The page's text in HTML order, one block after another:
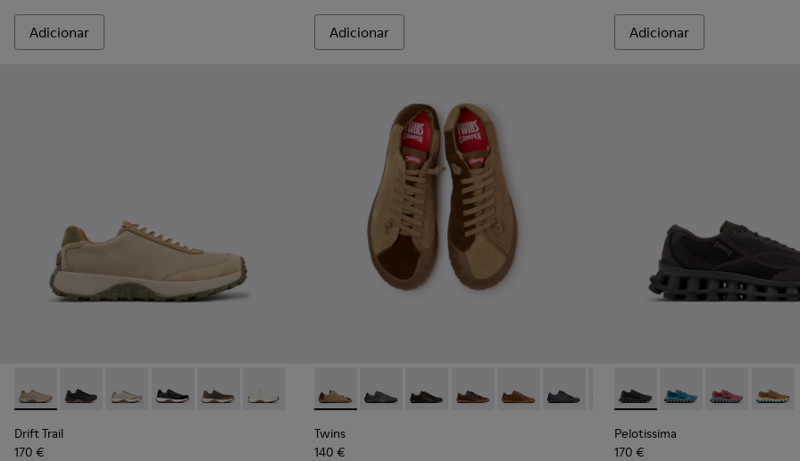
Adicionar Adicionar Adicionar
Drift Trail - K100928-026 - Sapatilhas multicoloridas em pele e nobuck Para homem.
Drift Trail - K100928-025
Drift Trail - K100928-023
Drift Trail - K100928-021
Drift Trail - K100928-020
Drift Trail - K100928-001
Drift Trail
170 €
Twins - K101114-014 - Sapatos de camurça castanhos Para homem.
Twins - K101114-013 - Sapatos de pele cinzenta Para homem.
Twins - K101114-012
Twins - K101114-011 - Sapatos de couro castanho Para
Twins - K101114-010
Twins - K101114-009
Twins - K101114-007
Twins - K101114-006
Twins - K101114-005
Twins -
Twins
140 €
Pelotissima - K101109-006
Pelotissima -Pelotissima -
Pelotissima
170 €